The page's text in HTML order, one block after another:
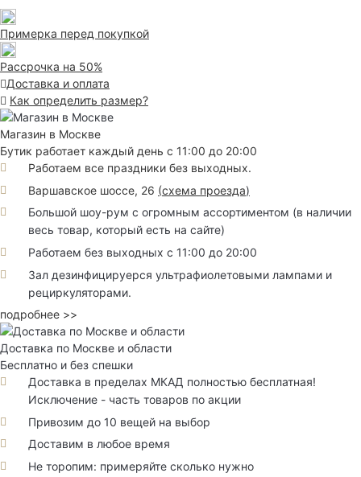
Примерка перед покупкой
Рассрочка на 50%
Доставка и оплата
Как определить размер?
Магазин в Москве
Бутик работает каждый день с 11:00 до 20:00
Работаем все праздники без выходных.
Варшавское шоссе, 26 (схема проезда)
Большой шоу-рум с огромным ассортиментом (в наличии
весь товар, который есть на сайте)
Работаем без выходных с 11:00 до 20:00
Зал дезинфицируерся ультрафиолетовыми лампами и
рециркуляторами.
подробнее >>
Доставка по Москве и области
Бесплатно и без спешки
Доставка в пределах МКАД полностью бесплатная!
Исключение - часть товаров по акции
Привозим до 10 вещей на выбор
Доставим в любое время
Не торопим: примеряйте сколько нужно